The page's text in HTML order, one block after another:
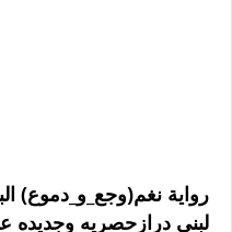
رواية نغم(وجع_و_دموع)
لبني درازحصريه وجديده